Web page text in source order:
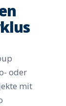
oder
mit